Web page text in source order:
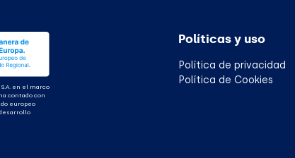
S.A. en el marco
contado con
europeo
Políticas y uso
Política de privacidad
Política de Cookies